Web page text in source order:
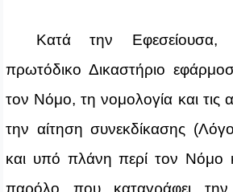
Κατά την Εφεσείουσα,
πρωτόδικο Δικαστήριο
τον Νόμο, τη νομολογία και τις
την αίτηση συνεκδίκασης
και υπό πλάνη περί τον Νόμο
παρόλο που καταγράφει